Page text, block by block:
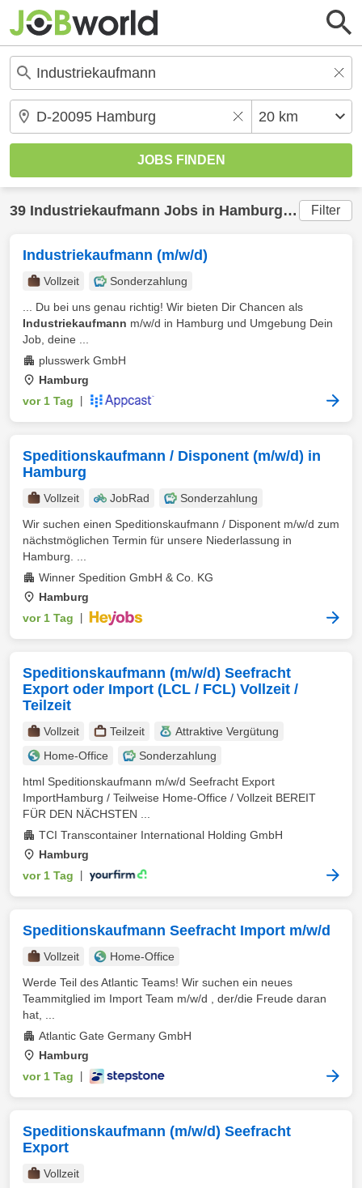
39 Industriekaufmann Jobs in Hamburg(20 km)
Filter
Industriekaufmann (m/w/d)
Vollzeit
Sonderzahlung
... Du bei uns genau richtig! Wir bieten Dir Chancen als
Industriekaufmann m/w/d in Hamburg und Umgebung Dein
Job, deine ...
plusswerk GmbH
Hamburg
vor 1 Tag
Speditionskaufmann / Disponent (m/w/d) in
Hamburg
Vollzeit JobRad
Sonderzahlung
Wir suchen einen Speditionskaufmann / Disponent m/w/d zum
nächstmöglichen Termin für unsere Niederlassung in
Hamburg. ...
Winner Spedition GmbH & Co. KG
Hamburg
vor 1 Tag
Speditionskaufmann (m/w/d) Seefracht
Export oder Import (LCL / FCL) Vollzeit /
Teilzeit
Vollzeit Teilzeit
Attraktive Vergütung
Home-Office
Sonderzahlung
html Speditionskaufmann m/w/d Seefracht Export
ImportHamburg / Teilweise Home-Office / Vollzeit BEREIT
FÜR DEN NÄCHSTEN ...
TCI Transcontainer International Holding GmbH
Hamburg
vor 1 Tag
Speditionskaufmann Seefracht Import m/w/d
Vollzeit
Home-Office
Werde Teil des Atlantic Teams! Wir suchen ein neues
Teammitglied im Import Team m/w/d , der/die Freude daran
hat, ...
Atlantic Gate Germany GmbH
Hamburg
vor 1 Tag
Speditionskaufmann (m/w/d) Seefracht
Export
Vollzeit